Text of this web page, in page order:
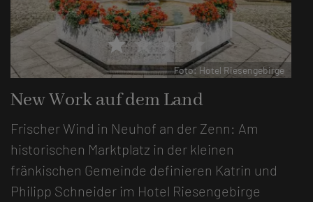
starstarstar star
Foto: Hotel Riesengebirge
New Work auf dem Land
Frischer Wind in Neuhof an der Zenn: Am
historischen Marktplatz in der kleinen
fränkischen Gemeinde definieren Katrin und
Philipp Schneider im Hotel Riesengebirge